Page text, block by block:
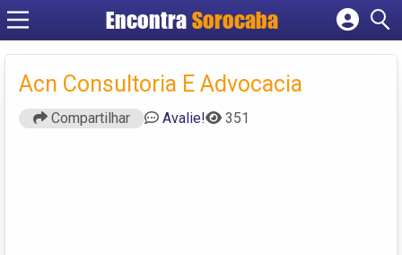
EncontraSorocaba
Cadastrar empresa
Criar conta
Acn Consultoria E Advocacia
Compartilhar Avalie! 351